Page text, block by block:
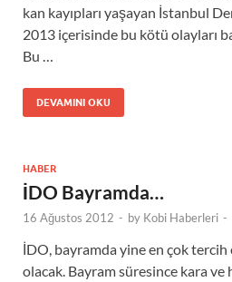
kan kayıpları yaşayan İstanbul
2013 içerisinde bu kötü olayları
Bu …
DEVAMINI OKU
HABER
İDO Bayramda…
16 Ağustos 2012 - by Kobi Haberleri -
İDO, bayramda yine en çok tercih
olacak. Bayram süresince kara ve